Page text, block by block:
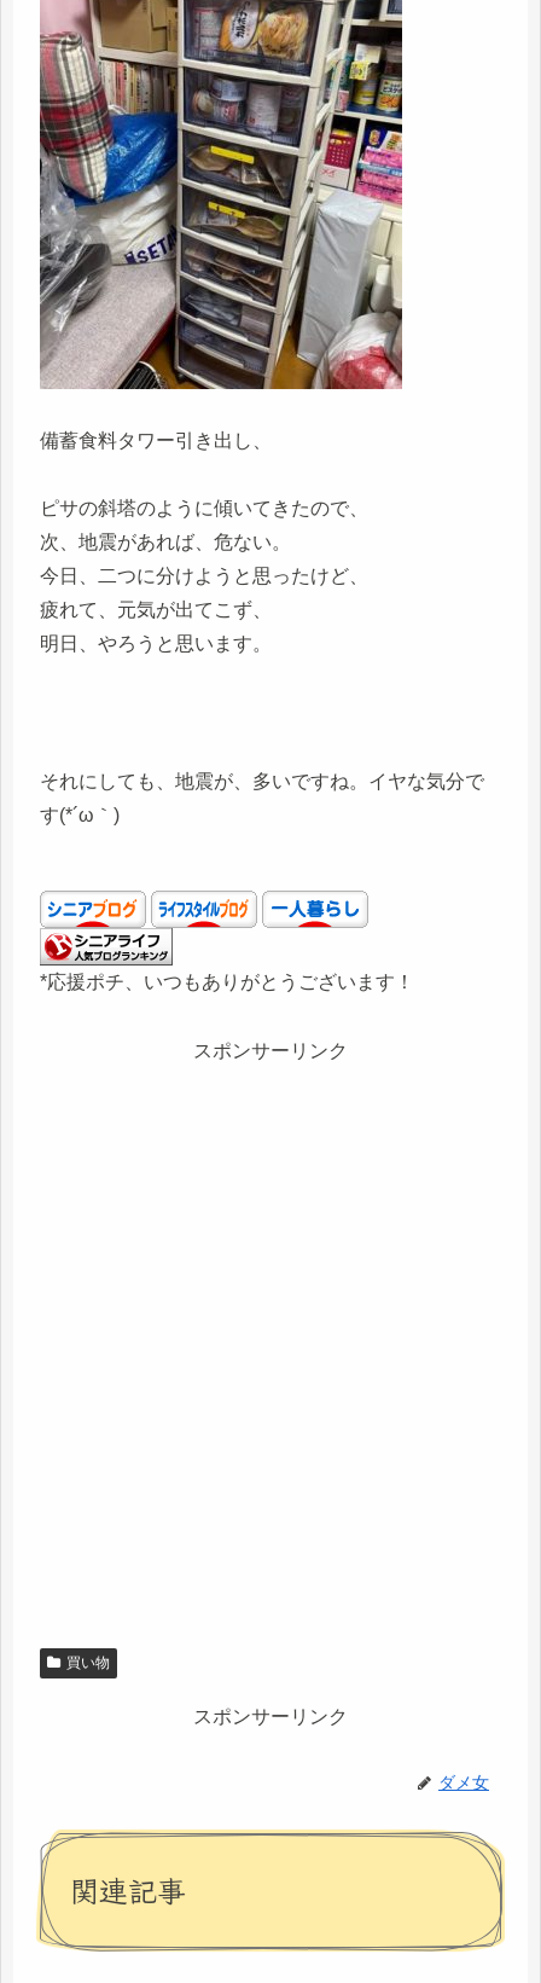
備蓄食料タワー引き出し、
ピサの斜塔のように傾いてきたので、
次、地震があれば、危ない。
今日、二つに分けようと思ったけど、
疲れて、元気が出てこず、
明日、やろうと思います。
それにしても、地震が、多いですね。イヤな気分で
す(*´ω｀)
*応援ポチ、いつもありがとうございます！
スポンサーリンク
買い物
スポンサーリンク
ダメ女
関連記事